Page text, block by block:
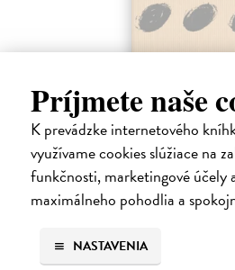
Príjmete naše
K prevádzke internetového
využívame cookies slúžiace na
funkčnosti, marketingové účely
maximálneho pohodlia a
NASTAVENIA
Pomalost
Kundera Milan| Kniha
Pomalost, chronologicky první ze čtyř
napsaných francouzsky, vychází v
Kareninové. Vydávání Kunderových
Na sklade ?